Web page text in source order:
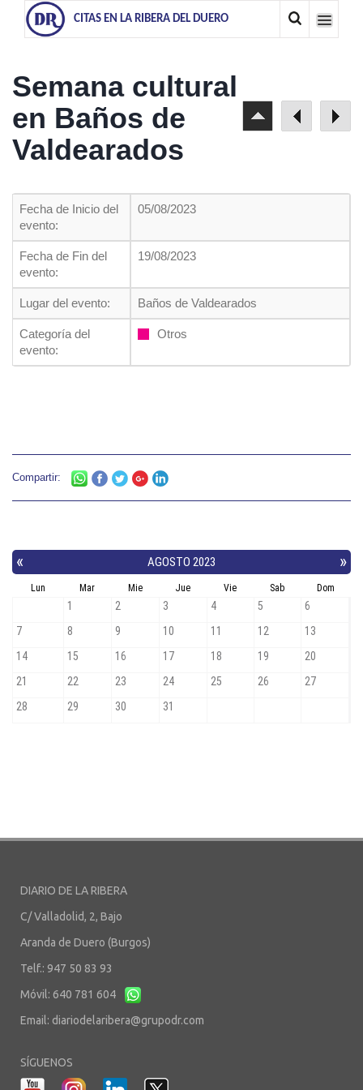
CITAS EN LA RIBERA DEL DUERO
Semana cultural
en Baños de
Valdearados
Fecha de Inicio del
evento:
05/08/2023
Fecha de Fin del
evento:
19/08/2023
Lugar del evento: Baños de Valdearados
Categoría del
evento:
Otros
Compartir:
DIARIO DE LA RIBERA
C/ Valladolid, 2, Bajo
Aranda de Duero (Burgos)
Telf.: 947 50 83 93
Móvil: 640 781 604
Email: diariodelaribera@grupodr.com
SÍGUENOS